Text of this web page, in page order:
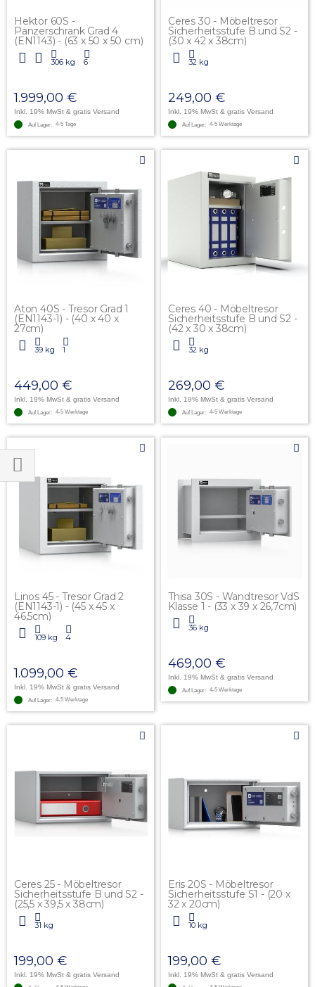
Einkaufen
Hektor 60S -
Panzerschrank Grad 4
(EN1143) - (63 x 50 x 50 cm)
306 kg 6
1.999,00 €
Inkl. 19% MwSt & gratis Versand
Auf Lager: 4-5 Tage
Ceres 30 - Möbeltresor
Sicherheitsstufe B und S2 -
(30 x 42 x 38cm)
32 kg
249,00 €
Inkl. 19% MwSt & gratis Versand
Auf Lager: 4-5 Werktage
Aton 40S - Tresor Grad 1
(EN1143-1) - (40 x 40 x
27cm)
39 kg 1
449,00 €
Inkl. 19% MwSt & gratis Versand
Auf Lager: 4-5 Werktage
Ceres 40 - Möbeltresor
Sicherheitsstufe B und S2 -
(42 x 30 x 38cm)
32 kg
269,00 €
Inkl. 19% MwSt & gratis Versand
Auf Lager: 4-5 Werktage
Linos 45 - Tresor Grad 2
(EN1143-1) - (45 x 45 x
46,5cm)
109 kg 4
1.099,00 €
Inkl. 19% MwSt & gratis Versand
Auf Lager: 4-5 Werktage
Thisa 30S - Wandtresor VdS
Klasse 1 - (33 x 39 x 26,7cm)
36 kg
469,00 €
Inkl. 19% MwSt & gratis Versand
Auf Lager: 4-5 Werktage
Ceres 25 - Möbeltresor
Sicherheitsstufe B und S2 -
(25,5 x 39,5 x 38cm)
31 kg
199,00 €
Inkl. 19% MwSt & gratis Versand
Eris 20S - Möbeltresor
Sicherheitsstufe S1 - (20 x
32 x 20cm)
10 kg
199,00 €
Inkl. 19% MwSt & gratis Versand
Einkaufen